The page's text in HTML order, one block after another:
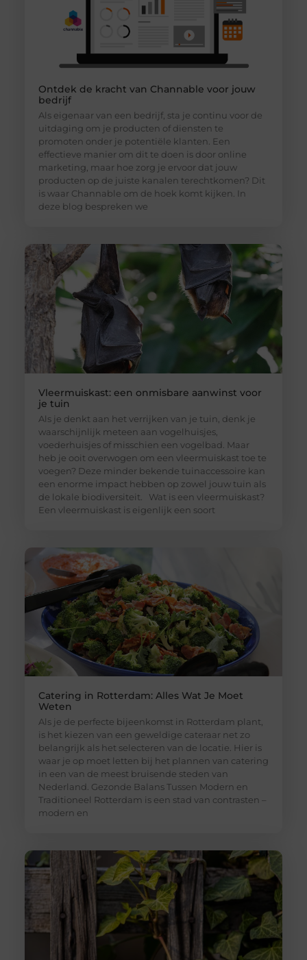
Ontdek de kracht van Channable voor jouw
bedrijf
Als eigenaar van een bedrijf, sta je continu voor de
uitdaging om je producten of diensten te
promoten onder je potentiële klanten. Een
effectieve manier om dit te doen is door online
marketing, maar hoe zorg je ervoor dat jouw
producten op de juiste kanalen terechtkomen? Dit
is waar Channable om de hoek komt kijken. In
deze blog bespreken we
Vleermuiskast: een onmisbare aanwinst voor
je tuin
Als je denkt aan het verrijken van je tuin, denk je
waarschijnlijk meteen aan vogelhuisjes,
voederhuisjes of misschien een vogelbad. Maar
heb je ooit overwogen om een vleermuiskast toe te
voegen? Deze minder bekende tuinaccessoire kan
een enorme impact hebben op zowel jouw tuin als
de lokale biodiversiteit. Wat is een vleermuiskast?
Een vleermuiskast is eigenlijk een soort
Catering in Rotterdam: Alles Wat Je Moet
Weten
Als je de perfecte bijeenkomst in Rotterdam plant,
is het kiezen van een geweldige cateraar net zo
belangrijk als het selecteren van de locatie. Hier is
waar je op moet letten bij het plannen van catering
in een van de meest bruisende steden van
Nederland. Gezonde Balans Tussen Modern en
Traditioneel Rotterdam is een stad van contrasten –
modern en